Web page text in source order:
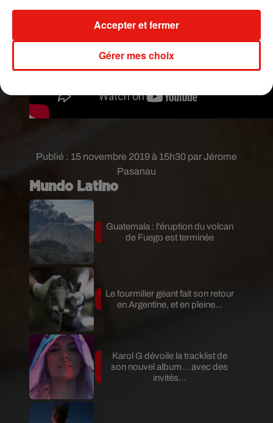
Publié : 15 novembre 2019 à 15h30 par Jérome
Pasanau
Mundo Latino
Guatemala : l'éruption du volcan
de Fuego est terminée
Le fourmilier géant fait son retour
en Argentine, et en pleine...
Karol G dévoile la tracklist de
son nouvel album… avec des
invités...
Gérer mes choix
Accepter et fermer